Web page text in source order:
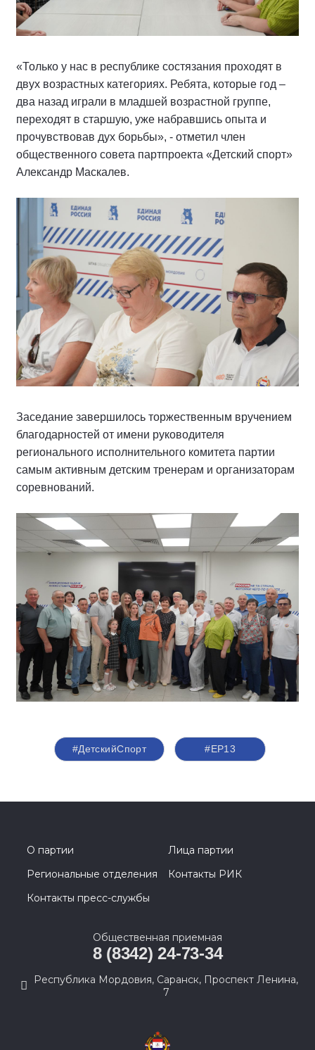
«Только у нас в республике состязания проходят в
двух возрастных категориях. Ребята, которые год –
два назад играли в младшей возрастной группе,
переходят в старшую, уже набравшись опыта и
прочувствовав дух борьбы», - отметил член
общественного совета партпроекта «Детский спорт»
Александр Маскалев.
Заседание завершилось торжественным вручением
благодарностей от имени руководителя
регионального исполнительного комитета партии
самым активным детским тренерам и организаторам
соревнований.
#ДетскийСпорт #ЕР13
О партии
Лица партии
Региональные отделения
Контакты РИК
Контакты пресс-службы
Общественная приемная
8 (8342) 24-73-34
Республика Мордовия, Саранск, Проспект Ленина,
7